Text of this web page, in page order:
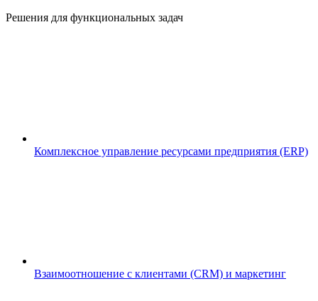
Решения для функциональных задач
Комплексное управление ресурсами предприятия (ERP)
Взаимоотношение с клиентами (CRM) и маркетинг